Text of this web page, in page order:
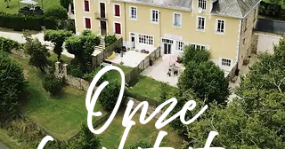
Onze